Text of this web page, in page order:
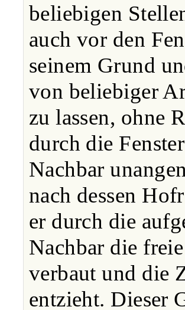
beliebigen
auch vor den
seinem Grund
von beliebiger
zu lassen, ohne
durch die
Nachbar
nach dessen
er durch die
Nachbar die
verbaut und die
entzieht. Dieser